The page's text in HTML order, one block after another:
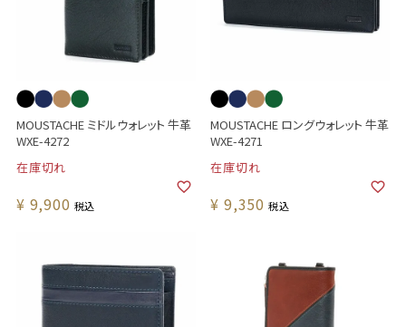
MOUSTACHE ミドルウォレット 牛革
WXE-4272
在庫切れ
¥ 9,900 税込
MOUSTACHE ロングウォレット 牛革
WXE-4271
在庫切れ
¥ 9,350 税込